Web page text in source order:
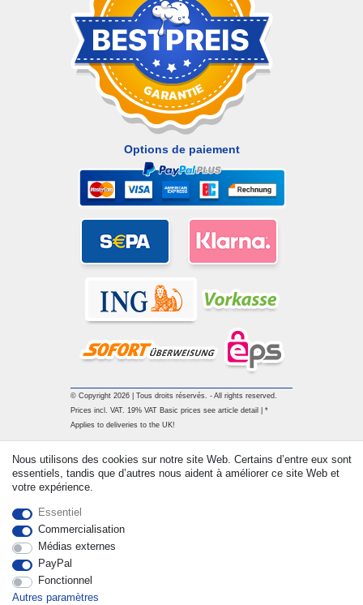
Options de paiement
© Copyright 2026 | Tous droits réservés. - All rights reserved.
Prices incl. VAT. 19% VAT Basic prices see article detail | *
Applies to deliveries to the UK!
Nous utilisons des cookies sur notre site Web. Certains d’entre eux sont
essentiels, tandis que d’autres nous aident à améliorer ce site Web et
votre expérience.
Essentiel
Commercialisation
Médias externes
PayPal
Fonctionnel
Autres paramètres
Rétracter le contrat ici Contact